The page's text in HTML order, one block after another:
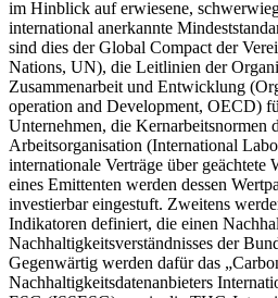
im Hinblick auf erwiesene,
international anerkannte
sind dies derGlobal Compact der
Nations, UN), die Leitlinien der
Zusammenarbeit und Entwicklung (
operation and Development, OECD)
Unternehmen, die Kernarbeitsnormen
Arbeitsorganisation (International
internationale Verträge über geächtete
eines Emittenten werden dessen
investierbar eingestuft. Zweitens
Indikatoren definiert, die einen
Nachhaltigkeitsverständnisses der
Gegenwärtig werden dafür das
Nachhaltigkeitsdatenanbieters